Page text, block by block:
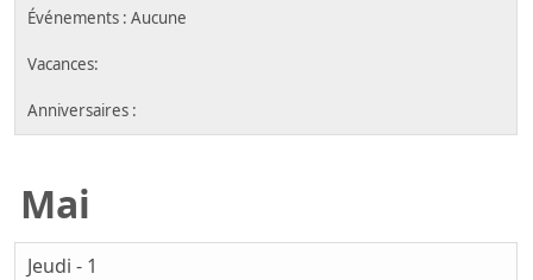
Mai
Jeudi - 1